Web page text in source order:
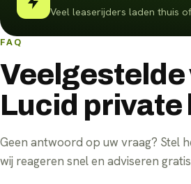
Veel leaserijders laden thuis
FAQ
Lucid private
Geen antwoord op uw vraag? Stel
wij reageren snel en adviseren